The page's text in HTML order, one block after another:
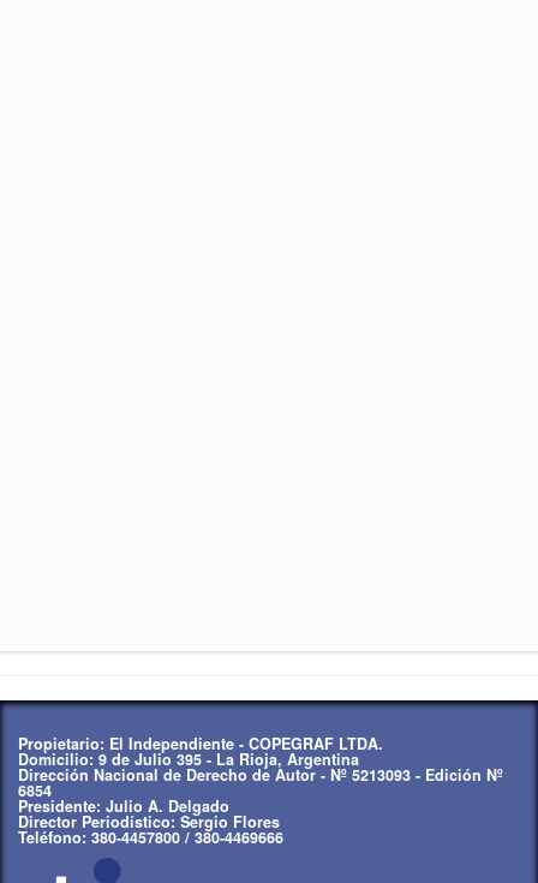
Propietario: El Independiente - COPEGRAF LTDA.
Domicilio: 9 de Julio 395 - La Rioja, Argentina
Dirección Nacional de Derecho de Autor - Nº 5213093 - Edición Nº
6854
Presidente: Julio A. Delgado
Director Periodístico: Sergio Flores
Teléfono: 380-4457800 / 380-4469666